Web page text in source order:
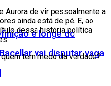
e longe do
vai disputar vaga
Aurora de vir pessoalmente a
ainda está de pé. E, ao
dessa história política
tem medo da verdade?